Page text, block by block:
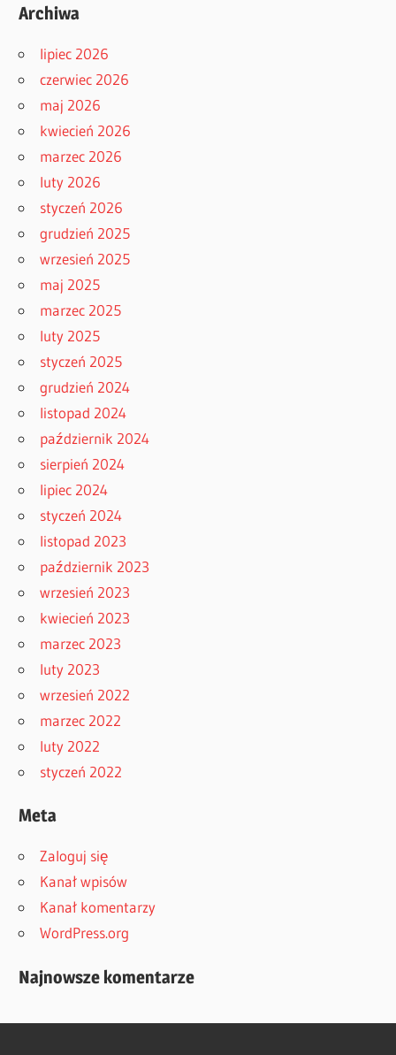
Archiwa
lipiec 2026
czerwiec 2026
maj 2026
kwiecień 2026
marzec 2026
luty 2026
styczeń 2026
grudzień 2025
wrzesień 2025
maj 2025
marzec 2025
luty 2025
styczeń 2025
grudzień 2024
listopad 2024
październik 2024
sierpień 2024
lipiec 2024
styczeń 2024
listopad 2023
październik 2023
wrzesień 2023
kwiecień 2023
marzec 2023
luty 2023
wrzesień 2022
marzec 2022
luty 2022
styczeń 2022
Meta
Zaloguj się
Kanał wpisów
Kanał komentarzy
WordPress.org
Najnowsze komentarze